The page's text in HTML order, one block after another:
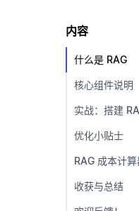
内容
什么是 RAG
核心组件说明
实战：搭建
优化小贴士
RAG 成本计
收获与总结